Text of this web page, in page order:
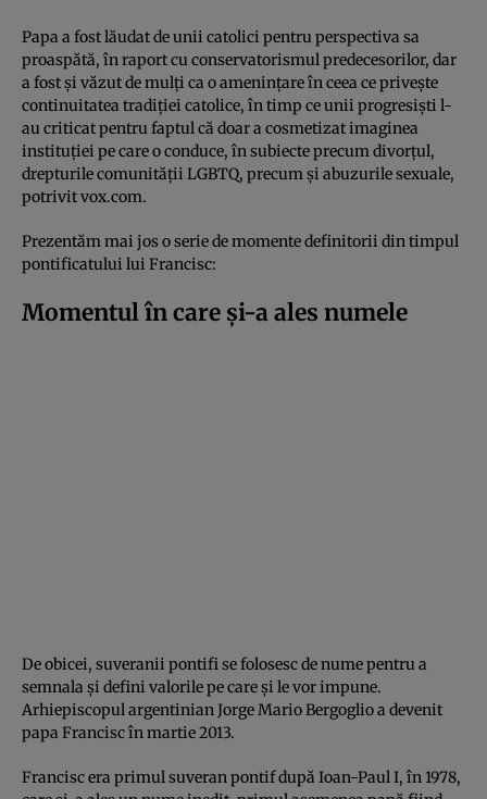
Papa a fost lăudat de unii catolici pentru perspectiva sa
proaspătă, în raport cu conservatorismul predecesorilor, dar
a fost şi văzut de mulţi ca o ameninţare în ceea ce priveşte
continuitatea tradiţiei catolice, în timp ce unii progresişti l-
au criticat pentru faptul că doar a cosmetizat imaginea
instituţiei pe care o conduce, în subiecte precum divorţul,
drepturile comunităţii LGBTQ, precum şi abuzurile sexuale,
potrivit vox.com.
Prezentăm mai jos o serie de momente definitorii din timpul
pontificatului lui Francisc:
Momentul în care şi-a ales numele
De obicei, suveranii pontifi se folosesc de nume pentru a
semnala şi defini valorile pe care şi le vor impune.
Arhiepiscopul argentinian Jorge Mario Bergoglio a devenit
papa Francisc în martie 2013.
Francisc era primul suveran pontif după Ioan-Paul I, în 1978,